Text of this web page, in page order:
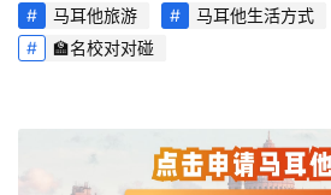
指
南
马耳他旅游 马耳他生活方式
🏫名校对对碰